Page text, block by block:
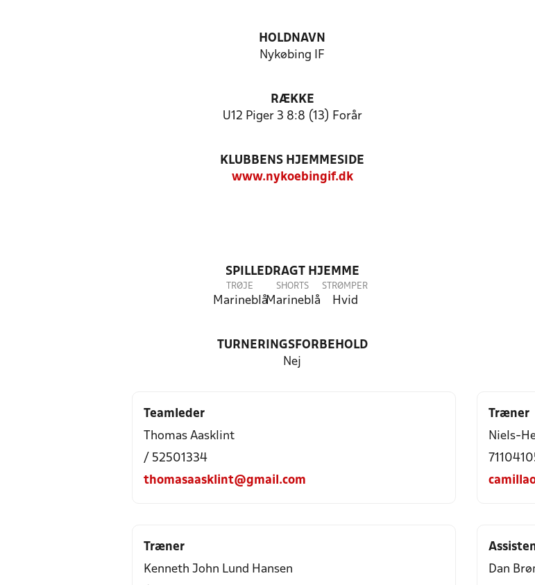
HOLDNAVN
Nykøbing IF
RÆKKE
U12 Piger 3 8:8 (13) Forår
KLUBBENS HJEMMESIDE
www.nykoebingif.dk
SPILLEDRAGT HJEMME
TRØJE
Marineblå
SHORTS
Marineblå
STRØMPER
Hvid
TURNERINGSFORBEHOLD
Nej
Teamleder
Thomas Aasklint
/ 52501334
thomasaasklint@gmail.com
Træner
Niels-
Træner
Kenneth John Lund Hansen
Dan